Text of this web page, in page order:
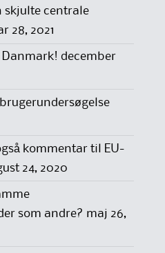
skjulte centrale
28, 2021
Danmark! december
kommentar til EU-
24, 2020
som andre? maj 26,